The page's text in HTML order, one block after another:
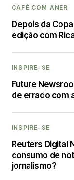
CAFÉ COM ANER
Depois da
edição com
INSPIRE-SE
Future
de errado com
INSPIRE-SE
Reuters Digital
consumo de
jornalismo?